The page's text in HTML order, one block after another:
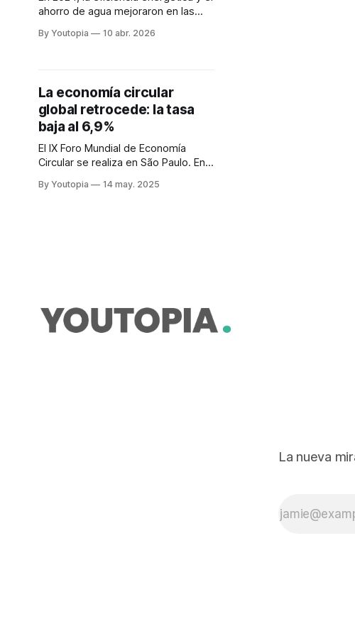
ahorro de agua mejoraron en las
emisiones de CO2 aumentaron
By Youtopia 10 abr. 2026
La economía circular
global retrocede: la tasa
baja al 6,9%
El IX Foro Mundial de Economía
Circular se realiza en São Paulo. En
globales de economía circular.
By Youtopia 14 may. 2025
La nueva